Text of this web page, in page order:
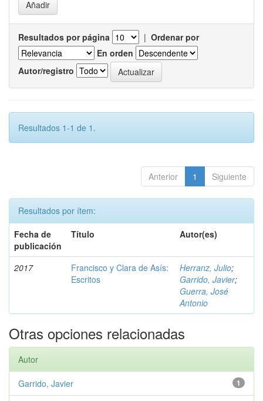
Resultados por página | Ordenar por
En orden
Autor/registro
Resultados 1-1 de 1.
Anterior 1 Siguiente
Resultados por ítem:
Fecha de
publicación
Título Autor(es)
2017
Francisco y Clara de Asís:
Escritos
Herranz, Julio;
Garrido, Javier;
Guerra, José
Antonio
Otras opciones relacionadas
Autor
1
Garrido, Javier